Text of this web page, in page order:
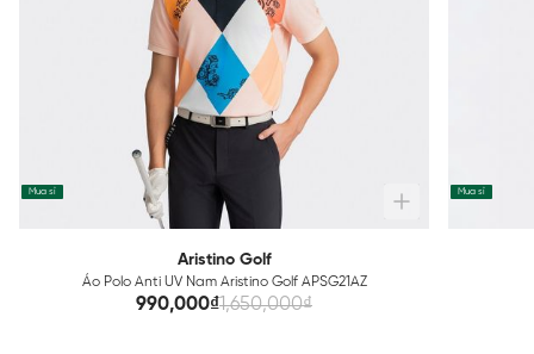
Mua sỉ
Aristino Golf
Áo Polo Anti UV Nam Aristino Golf APSG21AZ
990,000₫1,650,000₫
Mua sỉ